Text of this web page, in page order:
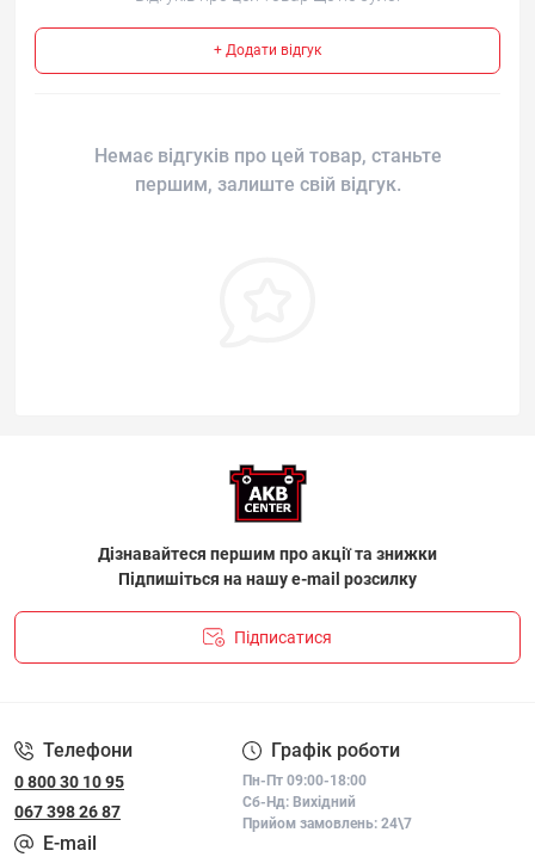
+ Додати відгук
Немає відгуків про цей товар, станьте
першим, залиште свій відгук.
Дізнавайтеся першим про акції та знижки
Підпишіться на нашу e-mail розсилку
Підписатися
Телефони
0 800 30 10 95
067 398 26 87
Графік роботи
Пн-Пт 09:00-18:00
Сб-Нд: Вихідний
Прийом замовлень: 24\7
E-mail